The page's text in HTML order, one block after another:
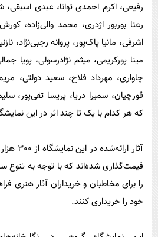
رفیعی، اکرم احمدی توانا، عبدی
رعنا بوربور اژدری، محمد والی‌زاده،
اشرفی، مانیا پاک‌پور، پروانه رجبی‌نژاد،
مینا پورکریمی، میثم نژادرسولی، پویا
چاواری، مهرداد فلاح، سعید دولتی،
قورچیان، سمیرا دریا، پریسا
که هر کدام با یک تا چند اثر در این
قیمت‌گذاری شده‌اند که با توجه به تنوع
را برای مخاطبان و خریداران آثار هنری
خود را خریداری کنند.